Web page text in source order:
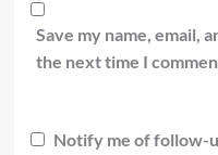
Save my name, email,
the next time I
Notify me of follow-